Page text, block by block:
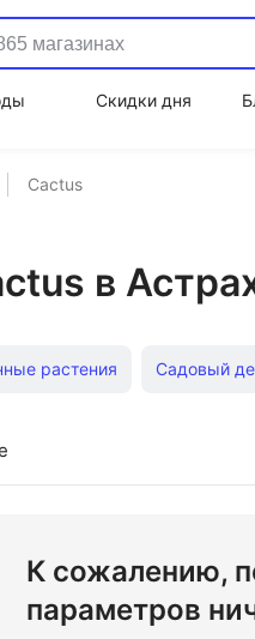
Скидки дня
Cactus
в
растения Садовый
К сожалению,
параметров